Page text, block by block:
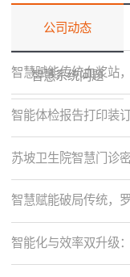
公司动态
智慧系统问题
智慧赋能传统血浆站
智能体检报告打印装
苏坡卫生院智慧门诊
智慧赋能破局传统，
智能化与效率双升级